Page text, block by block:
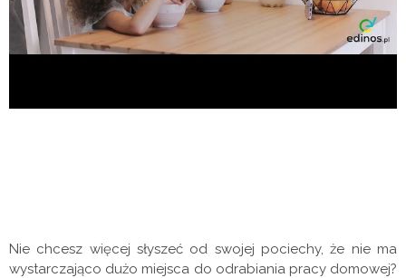
Nie chcesz więcej słyszeć od swojej pociechy, że nie ma
wystarczająco dużo miejsca do odrabiania pracy domowej?